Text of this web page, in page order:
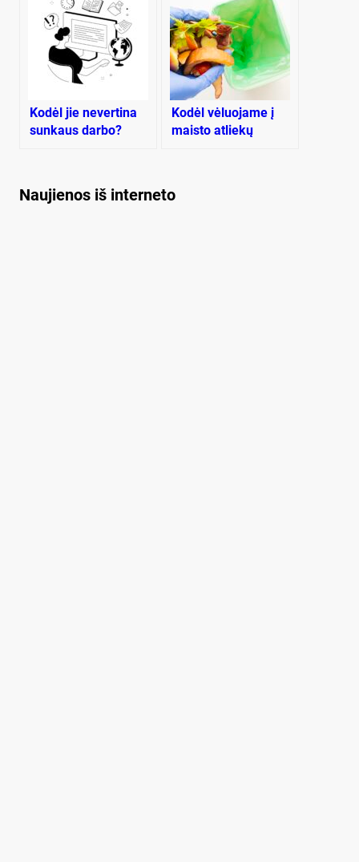
Kodėl jie nevertina
sunkaus darbo?
Kodėl vėluojame į
maisto atliekų
Naujienos iš interneto